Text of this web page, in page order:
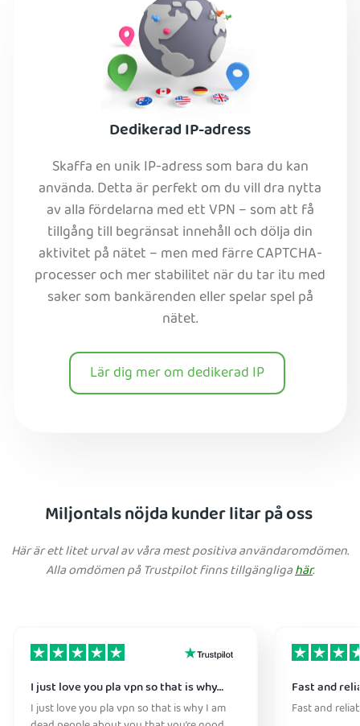
Dedikerad IP-adress
Skaffa en unik IP-adress som bara du kan
använda. Detta är perfekt om du vill dra nytta
av alla fördelarna med ett VPN – som att få
tillgång till begränsat innehåll och dölja din
aktivitet på nätet – men med färre CAPTCHA-
processer och mer stabilitet när du tar itu med
saker som bankärenden eller spelar spel på
nätet.
Lär dig mer om dedikerad IP
Miljontals nöjda kunder litar på oss
Här är ett litet urval av våra mest positiva användaromdömen.
Alla omdömen på Trustpilot finns tillgängligahär.
I just love you pla vpn so that is why…
I just love you pla vpn so that is why I am
Fast and
Fast and